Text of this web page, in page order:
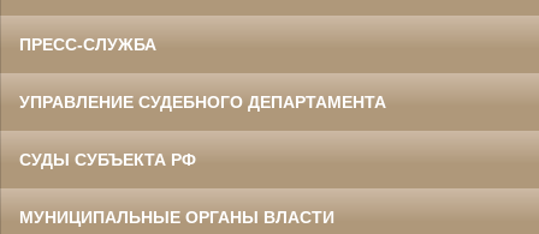
ПРЕСС-СЛУЖБА
УПРАВЛЕНИЕ СУДЕБНОГО ДЕПАРТАМЕНТА
СУДЫ СУБЪЕКТА РФ
МУНИЦИПАЛЬНЫЕ ОРГАНЫ ВЛАСТИ